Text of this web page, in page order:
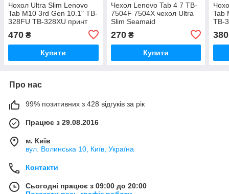
Чохол Ultra Slim Lenovo
Tab M10 3rd Gen 10.1" TB-
328FU TB-328XU принт
470 ₴
Купити
Чехол Lenovo Tab 4 7 TB-
7504F 7504X чехол Ultra
Slim Seamaid
270₴
Купити
Tab
TB-
380
Про нас
99% позитивних з 428 відгуків за рік
Працює з 29.08.2016
м. Київ
вул. Волинська 10, Київ, Україна
Контакти
Сьогодні працює з 09:00 до 20:00